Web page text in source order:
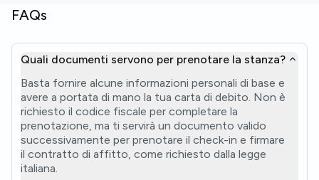
FAQs
Quali documenti servono per prenotare la stanza?
Basta fornire alcune informazioni personali di base e
avere a portata di mano la tua carta di debito. Non è
richiesto il codice fiscale per completare la
prenotazione, ma ti servirà un documento valido
successivamente per prenotare il check-in e firmare
il contratto di affitto, come richiesto dalla legge
italiana.